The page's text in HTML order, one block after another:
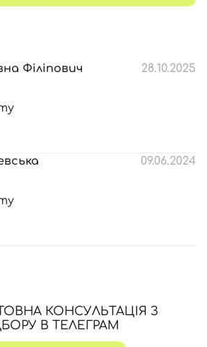
Філіпович 28.10.2025
09.06.2024
КОНСУЛЬТАЦІЯ З
В ТЕЛЕГРАМ